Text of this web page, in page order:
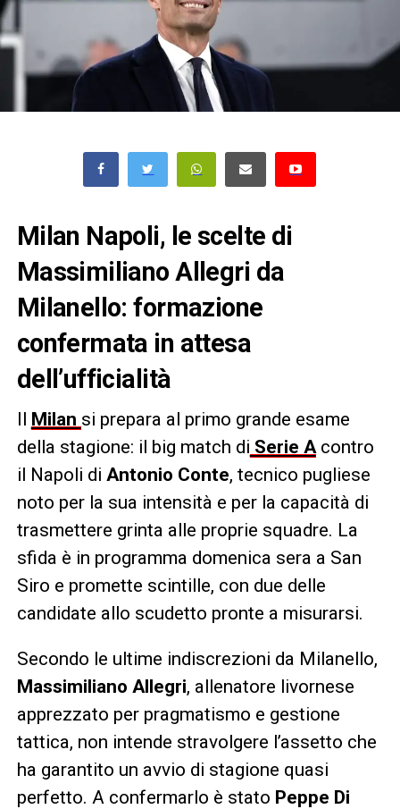
Milan Napoli, le scelte di
Massimiliano Allegri da
Milanello: formazione
confermata in attesa
dell’ufficialità
Il Milan si prepara al primo grande esame
della stagione: il big match di Serie Acontro
il Napoli di Antonio Conte, tecnico pugliese
noto per la sua intensità e per la capacità di
trasmettere grinta alle proprie squadre. La
sfida è in programma domenica sera a San
Siro e promette scintille, con due delle
candidate allo scudetto pronte a misurarsi.
Secondo le ultime indiscrezioni da Milanello,
Massimiliano Allegri, allenatore livornese
apprezzato per pragmatismo e gestione
tattica, non intende stravolgere l’assetto che
ha garantito un avvio di stagione quasi
perfetto. A confermarlo è stato Peppe Di